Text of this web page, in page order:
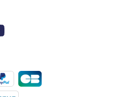
Youtube